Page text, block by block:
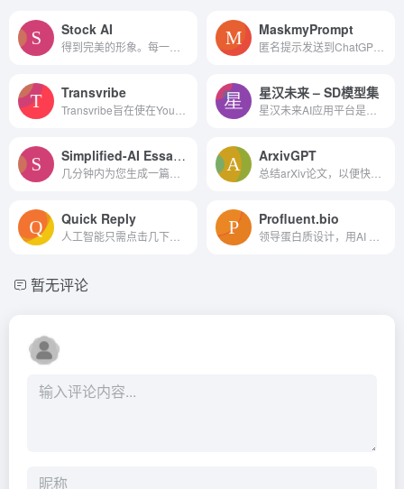
Stock AI MaskmyPrompt
Transvribe 星汉未来 – SD模型集
Simplified-AI Essay Writer ArxivGPT
Quick Reply Profluent.bio
暂无评论